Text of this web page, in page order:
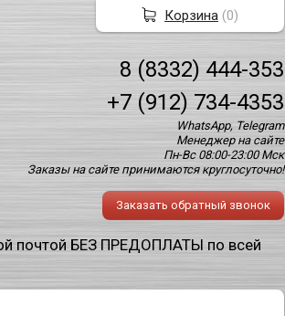
8 (8332) 444-353
+7 (912) 734-4353
WhatsApp, Telegram
Менеджер на сайте
Пн-Вс 08:00-23:00 Мск
Заказы на сайте принимаются круглосуточно!
Заказать обратный звонок
почтой БЕЗ ПРЕДОПЛАТЫ по всей
Корзина (0)